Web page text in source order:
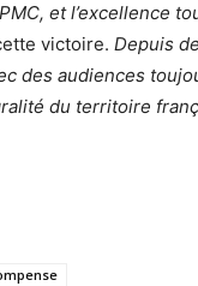
et l’excellence
victoire. Depuis
des audiences
du territoire